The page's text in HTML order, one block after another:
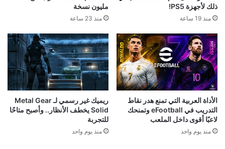
ذلك لأجهزة PS5!
منذ 19 ساعة
مليون نسخة
منذ 23 ساعة
الأداة العربية التي تمنع هدر نقاط
التدريب في eFootball وتمنحك
لاعبًا أقوى داخل الملعب
منذ يوم واحد
ريميك غير رسمي لـ Metal Gear
Solid يخطف الأنظار.. وأصبح متاحًا
للتجربة
منذ يوم واحد